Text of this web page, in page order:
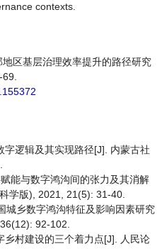
contexts.
区基层治理效率提升的路径研究
字逻辑及其实现路径[J]. 内蒙古社
能与数字鸿沟间的张力及其消解
学版), 2021, 21(5): 31-40.
城乡数字鸿沟特征及影响因素研究
92-102.
乡村建设的三个着力点[J]. 人民论